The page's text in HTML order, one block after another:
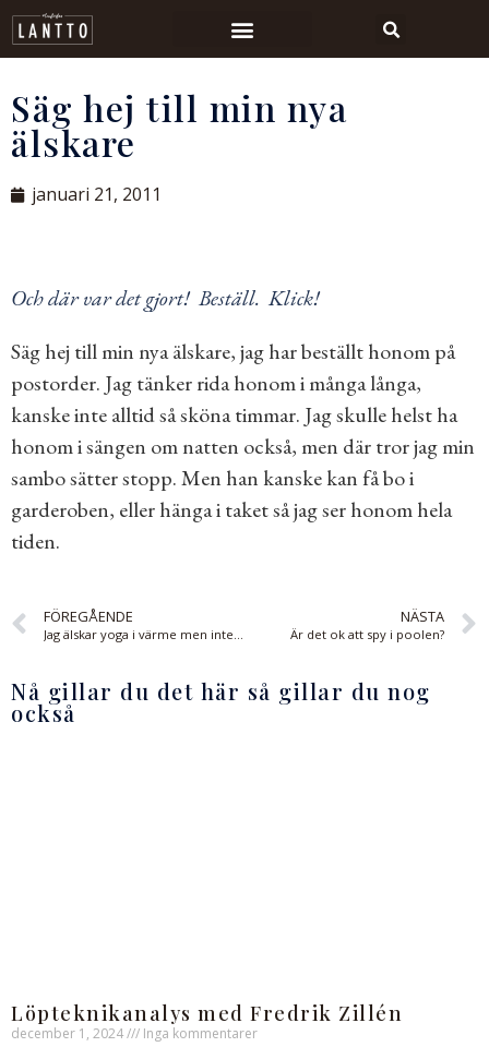
Säg hej till min nya
älskare
januari 21, 2011
Och där var det gjort! Beställ.Klick!
Säg hej tillmin nya älskare, jag har beställt honom på
postorder. Jag tänker rida honom i många långa,
kanske inte alltid så sköna timmar. Jag skulle helst ha
honom i sängen om natten också, men där tror jag min
sambo sätter stopp. Men han kanske kan få bo i
garderoben, eller hänga i taket så jag ser honom hela
tiden.
FÖREGÅENDE NÄSTA
Är det ok att spy i poolen?
Nå gillar du det här så gillar du nog
också
Löpteknikanalys med Fredrik Zillén
december 1, 2024 Inga kommentarer